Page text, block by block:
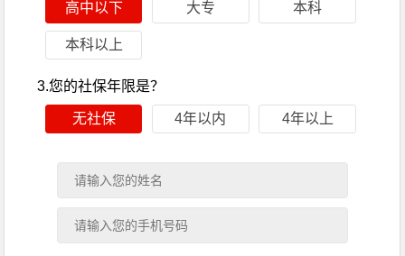
高中以下 大专 本科
本科以上
3.您的社保年限是？
无社保 4年以内 4年以上